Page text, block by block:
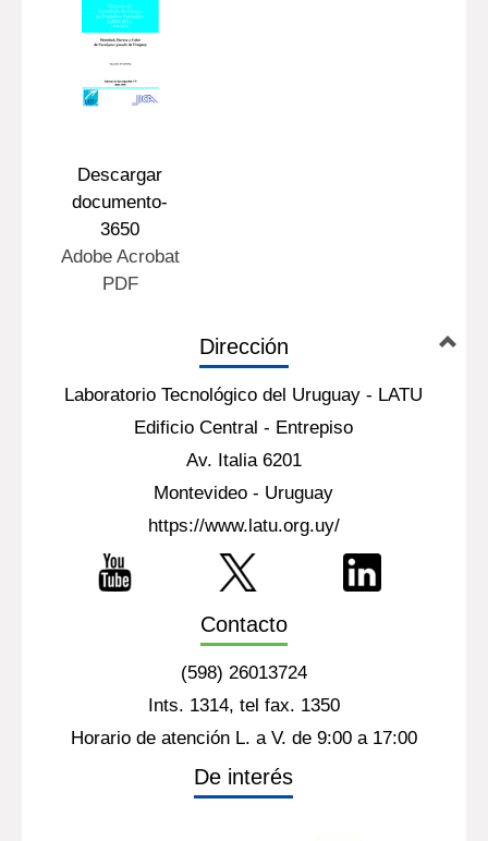
Descargar
documento-
3650
Adobe Acrobat
PDF
Dirección
Laboratorio Tecnológico del Uruguay - LATU
Edificio Central - Entrepiso
Av. Italia 6201
Montevideo - Uruguay
https://www.latu.org.uy/
Contacto
(598) 26013724
Ints. 1314, tel fax. 1350
Horario de atención L. a V. de 9:00 a 17:00
De interés